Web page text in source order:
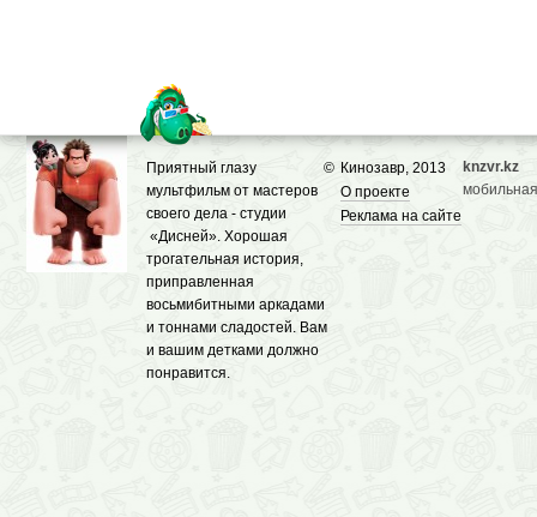
© Кинозавр, 2013
О проекте
Реклама на сайте
Приятный глазу
мультфильм от мастеров
своего дела - студии
«Дисней». Хорошая
трогательная история,
приправленная
восьмибитными аркадами
и тоннами сладостей. Вам
и вашим детками должно
понравится.
knzvr.kz